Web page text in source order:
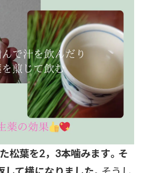
松葉を2，3本噛みます。そ